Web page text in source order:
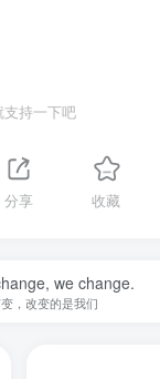
支持一下吧
分享 收藏
we change.
，改变的是我们